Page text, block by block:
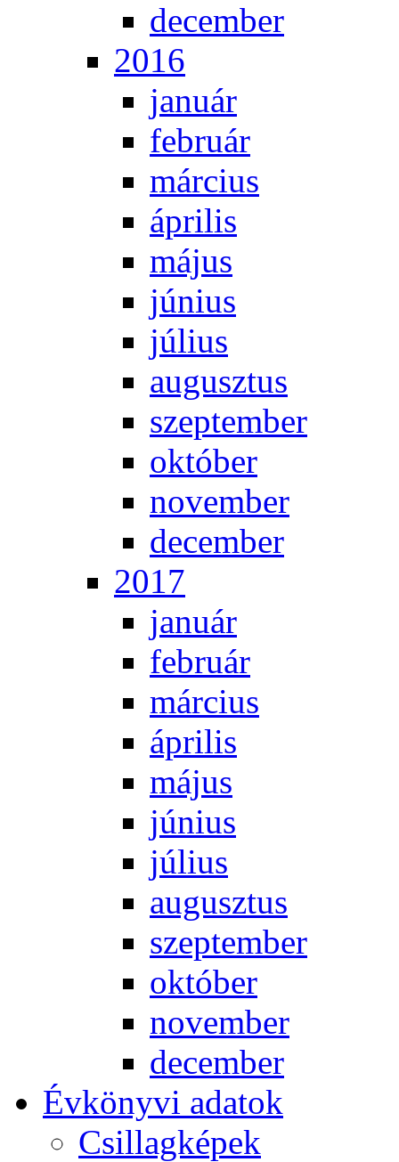
de­cem­ber
2016
ja­nu­ár
feb­ru­ár
már­ci­us
áp­ri­lis
má­jus
jú­ni­us
jú­li­us
au­gusz­tus
szep­tem­ber
ok­tó­ber
no­vem­ber
de­cem­ber
2017
ja­nu­ár
feb­ru­ár
már­ci­us
áp­ri­lis
má­jus
jú­ni­us
jú­li­us
au­gusz­tus
szep­tem­ber
ok­tó­ber
no­vem­ber
de­cem­ber
Év­köny­vi ada­tok
Csil­lag­ké­pek